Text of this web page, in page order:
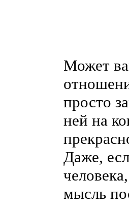
Может
просто
ней на
Даже,
мысль